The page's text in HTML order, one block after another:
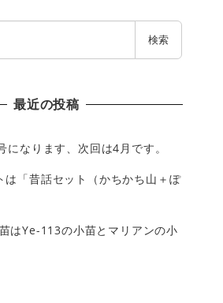
検索
最近の投稿
になります、次回は4月です。
は「昔話セット（かちかち山＋ぽ
はYe-113の小苗とマリアンの小